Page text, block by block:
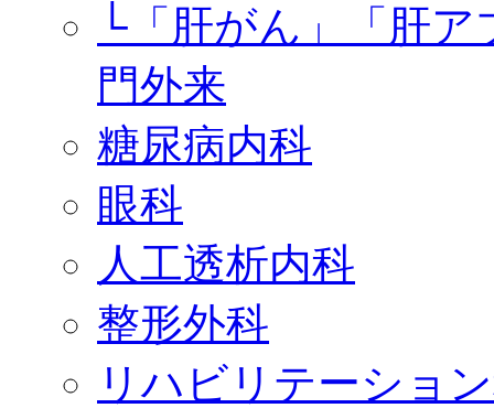
└「肝がん」「肝
門外来
糖尿病内科
眼科
人工透析内科
整形外科
リハビリテーショ